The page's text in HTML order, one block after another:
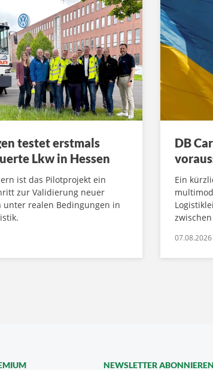
testet erstmals
Lkw in Hessen
ist das Pilotprojekt ein
zur Validierung neuer
unter realen Bedingungen in
DB
Ein
07.08.2026
NEWSLETTER ABONNIEREN